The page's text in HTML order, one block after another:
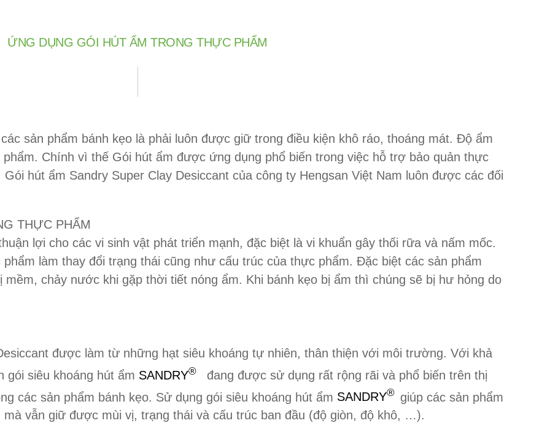
ỨNG DỤNG GÓI HÚT ẨM TRONG THỰC PHẨM
sản phẩm bánh kẹo là phải luôn được giữ trong điều kiện khô ráo, thoáng mát. Độ ẩm
Chính vì thế Gói hút ẩm được ứng dụng phổ biến trong việc hỗ trợ bảo quản thực
hút ẩm Sandry Super Clay Desiccant của công ty Hengsan Việt Nam luôn được các đối
THỰC PHẨM
lợi cho các vi sinh vật phát triển mạnh, đặc biệt là vi khuẩn gây thối rữa và nấm mốc.
làm thay đổi trạng thái cũng như cấu trúc của thực phẩm. Đặc biệt các sản phẩm
chảy nước khi gặp thời tiết nóng ẩm. Khi bánh kẹo bị ẩm thì chúng sẽ bị hư hỏng do
được làm từ những hạt siêu khoáng tự nhiên, thân thiện với môi trường. Với khả
gói siêu khoáng hút ẩm SANDRY®
đang được sử dụng rất rộng rãi và phổ biến trên thị
các sản phẩm bánh kẹo. Sử dụng gói siêu khoáng hút ẩm SANDRY® giúp các sản phẩm
vẫn giữ được mùi vị, trạng thái và cấu trúc ban đầu (độ giòn, độ khô, …).